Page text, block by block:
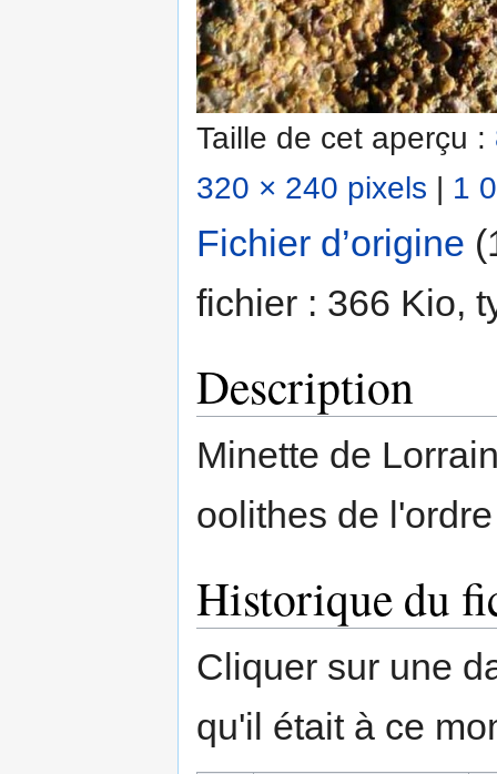
Taille de cet aperçu :
320 × 240 pixels | 1
Fichier d’origine
fichier : 366 Kio,
Description
Minette de
oolithes de
Historique du
Cliquer sur une
qu'il était à ce